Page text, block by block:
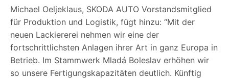
Michael Oeljeklaus, SKODA AUTO Vorstandsmitglied
für Produktion und Logistik, fügt hinzu: “Mit der
neuen Lackiererei nehmen wir eine der
fortschrittlichsten Anlagen ihrer Art in ganz Europa in
Betrieb. Im Stammwerk Mladá Boleslav erhöhen wir
so unsere Fertigungskapazitäten deutlich. Künftig